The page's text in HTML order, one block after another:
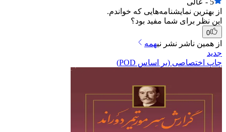
5
- عالی
از بهترین نمایشنامه‌هایی که خواندم.
این نظر برای شما مفید بود؟
0
از همین ناشر نشر نیهمه
جدید
چاپ اختصاصی (بر اساس POD)